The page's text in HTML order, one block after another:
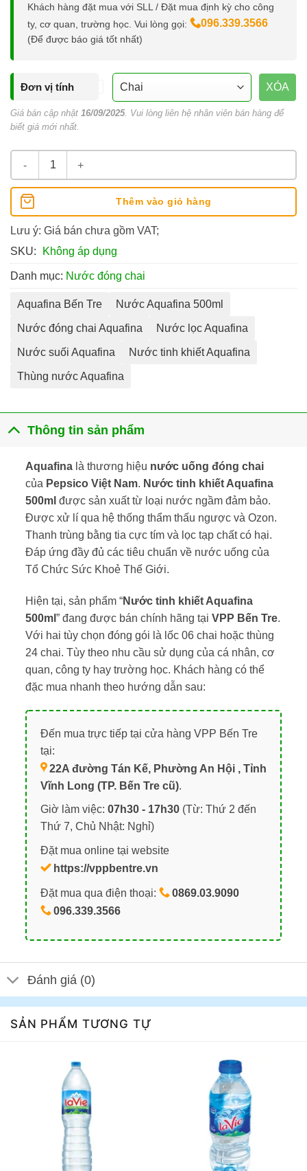
Khách hàng đặt mua với SLL / Đặt mua định kỳ cho công
ty, cơ quan, trường học. Vui lòng gọi:
096.339.3566
(Để được báo giá tốt nhất)
Đơn vị tính XÓA
Giá bán cập nhật 16/09/2025. Vui lòng liên hệ nhân viên bán hàng để
biết giá mới nhất.
Nước tinh khiết Aquafina 500ml số lượng
Thêm vào giỏ hàng
Lưu ý: Giá bán chưa gồm VAT;
SKU:
Không áp dụng
Danh mục: Nước đóng chai
Aquafina Bến Tre Nước Aquafina 500ml
Nước đóng chai Aquafina Nước lọc Aquafina
Nước suối Aquafina Nước tinh khiết Aquafina
Thùng nước Aquafina
Thông tin sản phẩm
Aquafinalà thương hiệu nước uống đóng chai
của Pepsico Việt Nam. Nước tinh khiết Aquafina
500ml được sản xuất từ loại nước ngầm đảm bảo.
Được xử lí qua hệ thống thẩm thấu ngược và Ozon.
Thanh trùng bằng tia cực tím và lọc tạp chất có hại.
Đáp ứng đầy đủ các tiêu chuẩn về nước uống của
Tổ Chức Sức Khoẻ Thế Giới.
Hiện tại, sản phẩm “Nước tinh khiết Aquafina
500ml ” đang được bán chính hãng tại VPP Bến Tre.
Với hai tùy chọn đóng gói là lốc 06 chai hoặc thùng
24 chai. Tùy theo nhu cầu sử dụng của cá nhân, cơ
quan, công ty hay trường học. Khách hàng có thể
đặc mua nhanh theo hướng dẫn sau:
Đến mua trực tiếp tại cửa hàng VPP Bến Tre
tại:
22A đường Tán Kế, Phường An Hội , Tỉnh
Vĩnh Long (TP. Bến Tre cũ).
Giờ làm việc: 07h30 - 17h30(Từ: Thứ 2 đến
Thứ 7, Chủ Nhật: Nghỉ)
Đặt mua online tại website
https://vppbentre.vn
Đặt mua qua điện thoại:
0869.03.9090
096.339.3566
Đánh giá (0)
SẢN PHẨM TƯƠNG TỰ